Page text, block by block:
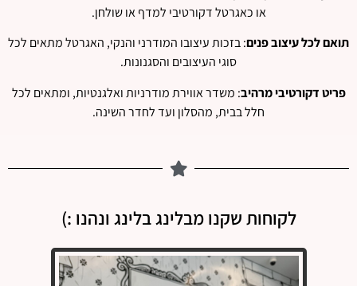
או כאגרטל דקורטיבי למדף או שולחן.
תואם לכל עיצוב פנים: בזכות עיצובו המודרני והנקי, האגרטל מתאים לכל
סוגי העיצובים והסגנונות.
פריט דקורטיבי מרהיב: משדר אווירת מודרניות ואלגנטיות, ומתאים לכל
חלל בבית, מהסלון ועד לחדר השינה.
לקוחות שקנו מבלינג בלינג ונהנו :)